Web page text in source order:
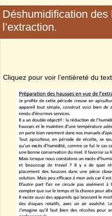
Déshumidification
l’extraction.
Cliquez pour voir l’entièreté du